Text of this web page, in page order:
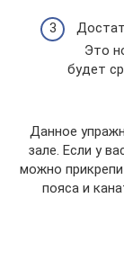
Это
будет
Данное
зале. Если у
можно
пояса и